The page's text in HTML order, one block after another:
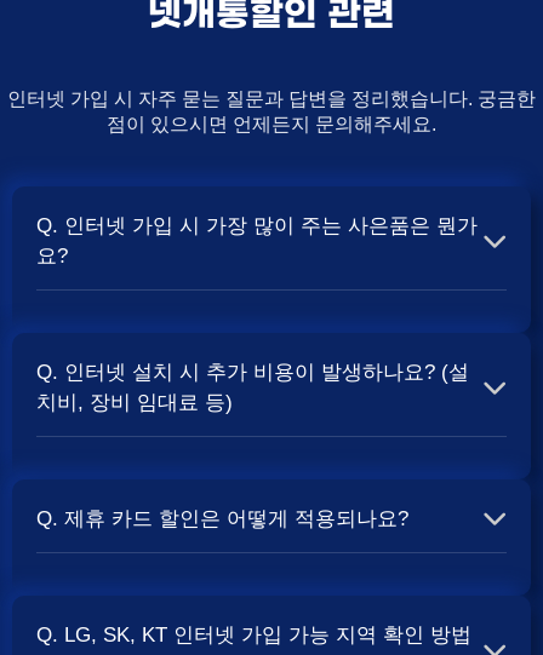
넷개통할인 관련
인터넷 가입 시 자주 묻는 질문과 답변을 정리했습니다. 궁금한
점이 있으시면 언제든지 문의해주세요.
Q. 인터넷 가입 시 가장 많이 주는 사은품은 뭔가
요?
보통 500Mbps 또는 1Gbps 인터넷을 TV와 결합하여 가입
할 때 현금 사은품 및 상품권 혜택이 더 크게 지급되는 경향
Q. 인터넷 설치 시 추가 비용이 발생하나요? (설
치비, 장비 임대료 등)
청구되는 경우가 많습니다. 다만, 인터넷 상품 및 프로모션
책 확인 필수.
Q. 제휴 카드 할인은 어떻게 적용되나요?
서 일정 금액이 할인됩니다. 할인 금액과 조건은 카드사 및
Q. LG, SK, KT 인터넷 가입 가능 지역 확인 방법